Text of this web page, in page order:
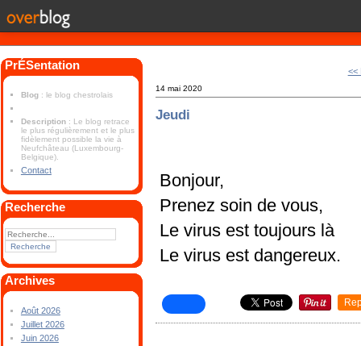
PrÉSentation
Blog : le blog chestrolais
Description : Le blog retrace
le plus régulièrement et le plus
fidèlement possible la vie à
Neufchâteau (Luxembourg-
Belgique).
Contact
Recherche
Archives
Août 2026
Juillet 2026
Juin 2026
<<
14 mai 2020
Jeudi
Bonjour,
Prenez soin de vous,
Le virus est toujours là
Le virus est dangereux.